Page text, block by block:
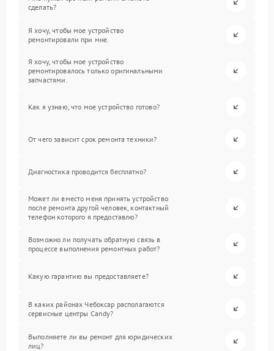
сделать?
Я хочу, чтобы мое устройство
ремонтировали при мне.
Я хочу, чтобы мое устройство
ремонтировалось только оригинальными
запчастями.
Как я узнаю, что мое устройство готово?
От чего зависит срок ремонта техники?
Диагностика проводится бесплатно?
Может ли вместо меня принять устройство
после ремонта другой человек, контактный
телефон которого я предоставлю?
Возможно ли получать обратную связь в
процессе выполнения ремонтных работ?
Какую гарантию вы предоставляете?
В каких районах Чебоксар располагаются
сервисные центры Candy?
Выполняете ли вы ремонт для юридических
лиц?